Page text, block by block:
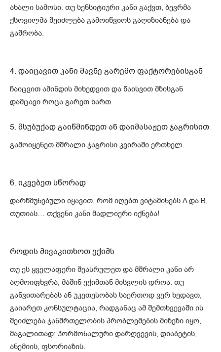
ახალი სამოსი. თუ სენსიტიური კანი გაქვთ, ბევრმა
ქსოვილმა შეიძლება გამოიწვიოს გაღიზიანება და
გაშრობა.
4. დაიცავით კანი მავნე გარემო ფაქტორებისგან
ჩაიცვით ამინდის მიხედვით და წაისვით მზისგან
დამცავი როცა გარეთ ხართ.
5. მსუბუქად გაიწმინდეთ ან დაიმასაჟეთ ჯაგრისით
გამოიყენეთ მშრალი ჯაგრისი კვირაში ერთხელ.
6. იკვებეთ სწორად
დარწმუნებული იყავით, რომ იღებთ ვიტამინებს A და B,
თუთიას… თქვენი კანი მადლიერი იქნება!
როდის მივაკითხოთ ექიმს
თუ ეს ყველაფერი შეასრულეთ და მშრალი კანი არ
აღმოიფხვრა, მაშინ ექიმთან მისვლის დროა. თუ
განვითარებას ან უკეთესობას საერთოდ ვერ ხედავთ,
გაიარეთ კონსულტაცია, რადგანაც ამ შემთხვევაში ის
შეიძლება ჯანმრთელობის პრობლემების მიზეზი იყო,
მაგალითად: ჰორმონალური დარღვევის, დიაბეტის,
ანემიის, ფსორიაზის.